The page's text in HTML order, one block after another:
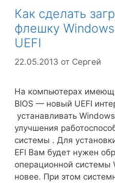
Как сделать
флешку
UEFI
22.05.2013 от Сергей
На компьютерах
BIOS — новый UEFI
устанавливать
улучшения
системы . Для
EFI Вам будет нужен
операционной системы
новее. При этом